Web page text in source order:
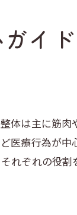
ぶ際の口コミ
際の注意点と
きる整体院の
容と対応症状
ランキングを
イド
体は主に筋
医療行為が
ぞれの役